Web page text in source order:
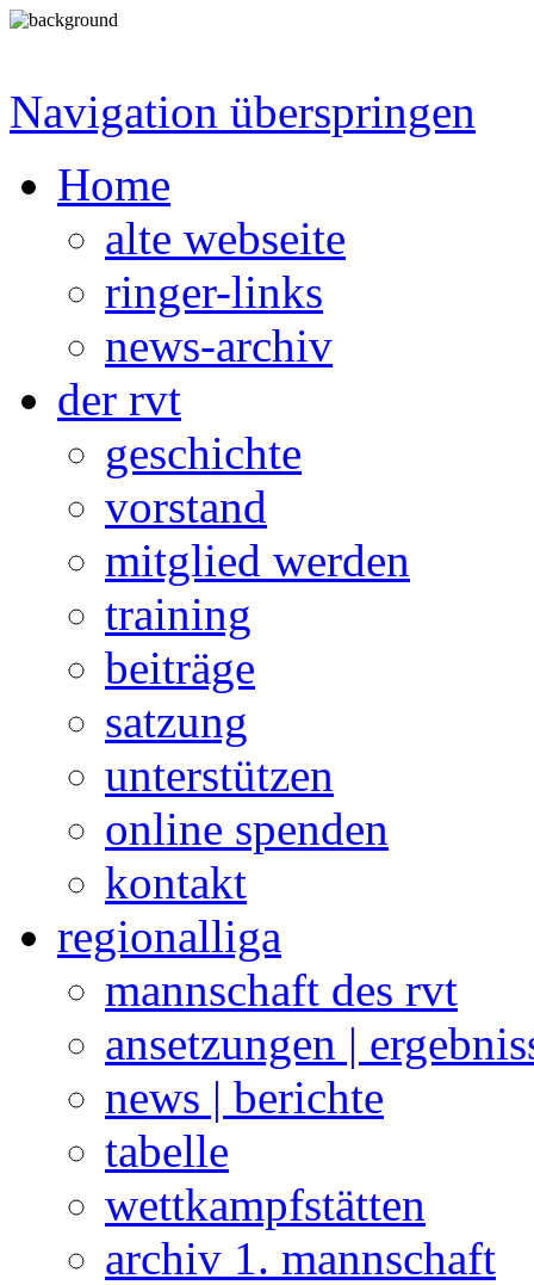
Navigation überspringen
Home
alte webseite
ringer-links
news-archiv
der rvt
geschichte
vorstand
mitglied werden
training
beiträge
satzung
unterstützen
online spenden
kontakt
regionalliga
mannschaft des rvt
ansetzungen |
news | berichte
tabelle
wettkampfstätten
archiv 1. mannschaft